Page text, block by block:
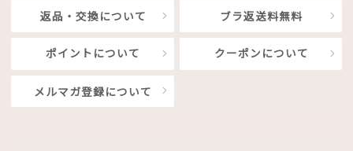
返品・交換について ブラ返送料無料
ポイントについて クーポンについて
メルマガ登録について